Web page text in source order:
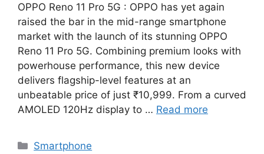
OPPO Reno 11 Pro 5G : OPPO has yet again
raised the bar in the mid-range smartphone
market with the launch of its stunning OPPO
Reno 11 Pro 5G. Combining premium looks with
powerhouse performance, this new device
delivers flagship-level features at an
unbeatable price of just ₹10,999. From a curved
AMOLED 120Hz display to … Read more
Categories
Smartphone